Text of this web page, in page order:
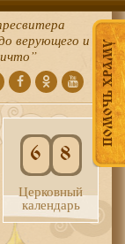
ПОМОЧЬ ХРАМУ
верующего и
6 8
Церковный
календарь